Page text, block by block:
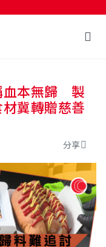
血本無歸 製
冀轉贈慈善
分享